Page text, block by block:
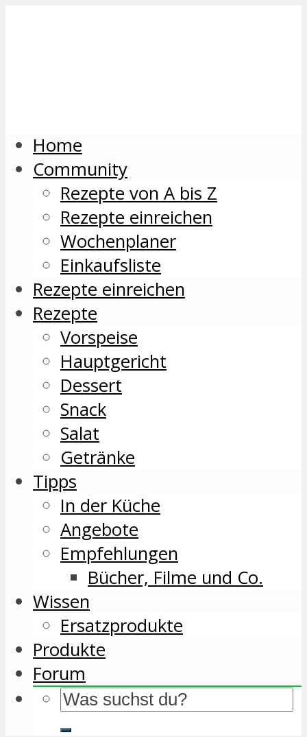
Home
Community
Rezepte von A bis Z
Rezepte einreichen
Wochenplaner
Einkaufsliste
Rezepte einreichen
Rezepte
Vorspeise
Hauptgericht
Dessert
Snack
Salat
Getränke
Tipps
In der Küche
Angebote
Empfehlungen
Bücher, Filme und Co.
Wissen
Ersatzprodukte
Produkte
Forum